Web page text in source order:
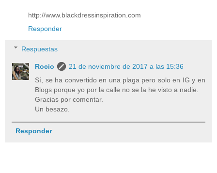
http://www.blackdressinspiration.com
Responder
Respuestas
Rocio
21 de noviembre de 2017 a las 15:36
Sí, se ha convertido en una plaga pero solo en IG y en
Blogs porque yo por la calle no se la he visto a nadie.
Gracias por comentar.
Un besazo.
Responder